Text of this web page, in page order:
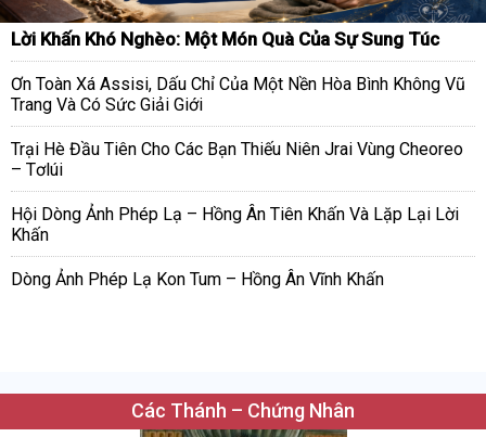
Lời Khấn Khó Nghèo: Một Món Quà Của Sự Sung Túc
Ơn Toàn Xá Assisi, Dấu Chỉ Của Một Nền Hòa Bình Không Vũ
Trang Và Có Sức Giải Giới
Trại Hè Đầu Tiên Cho Các Bạn Thiếu Niên Jrai Vùng Cheoreo
– Tơlúi
Hội Dòng Ảnh Phép Lạ – Hồng Ân Tiên Khấn Và Lặp Lại Lời
Khấn
Dòng Ảnh Phép Lạ Kon Tum – Hồng Ân Vĩnh Khấn
Các Thánh – Chứng Nhân